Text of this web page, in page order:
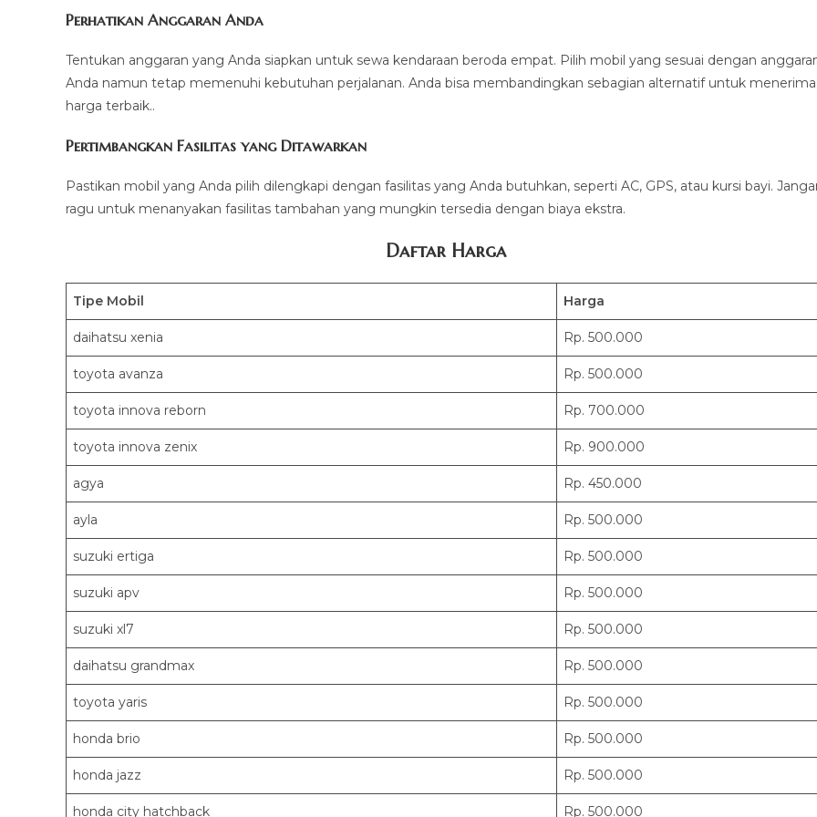
Perhatikan Anggaran Anda
Tentukan anggaran yang Anda siapkan untuk sewa kendaraan beroda empat. Pilih mobil yang sesuai dengan
Anda namun tetap memenuhi kebutuhan perjalanan. Anda bisa membandingkan sebagian alternatif untuk menerima
harga terbaik..
Pertimbangkan Fasilitas yang Ditawarkan
Pastikan mobil yang Anda pilih dilengkapi dengan fasilitas yang Anda butuhkan, seperti AC, GPS, atau kursi bayi.
ragu untuk menanyakan fasilitas tambahan yang mungkin tersedia dengan biaya ekstra.
Daftar Harga
Tipe Mobil Harga
daihatsu xenia Rp. 500.000
toyota avanza Rp. 500.000
toyota innova reborn Rp. 700.000
toyota innova zenix Rp. 900.000
agya Rp. 450.000
ayla Rp. 500.000
suzuki ertiga Rp. 500.000
suzuki apv Rp. 500.000
suzuki xl7 Rp. 500.000
daihatsu grandmax Rp. 500.000
toyota yaris Rp. 500.000
honda brio Rp. 500.000
honda jazz Rp. 500.000
honda city hatchback Rp. 500.000